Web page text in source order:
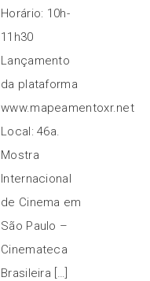
Horário: 10h-
11h30
Lançamento
da plataforma
www.mapeamentoxr.net
Local: 46a.
Mostra
Internacional
de Cinema em
São Paulo –
Cinemateca
Brasileira […]